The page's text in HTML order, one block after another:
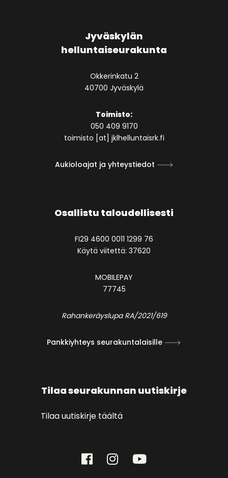
Jyväskylän
helluntaiseurakunta
Okkerinkatu 2
40700 Jyväskylä
Toimisto:
050 409 9170
toimisto [at] jklhelluntaisrk.fi
Aukioloajat ja yhteystiedot
Osallistu taloudellisesti
FI29 4600 0011 1299 76
Käytä viitettä: 37620
MOBILEPAY
77745
Rahankeräyslupa RA/2021/619
Pankkiyhteys seurakuntalaisille
Tilaa seurakunnan uutiskirje
Tilaa uutiskirje täältä